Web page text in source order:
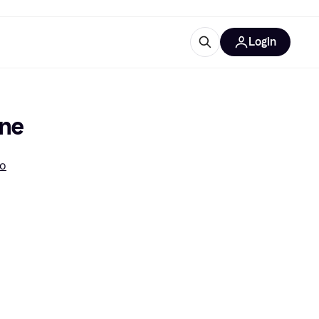
Login